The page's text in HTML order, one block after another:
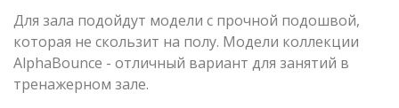
Для зала подойдут модели с прочной подошвой,
которая не скользит на полу. Модели коллекции
AlphaBounce - отличный вариант для занятий в
тренажерном зале.